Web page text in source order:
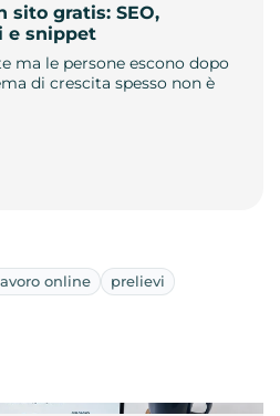
sito gratis: SEO,
e snippet
ma le persone escono dopo
di crescita spesso non è
online prelievi